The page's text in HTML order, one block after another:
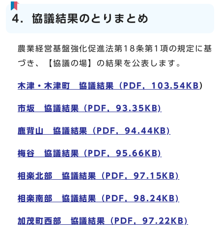
4．協議結果のとりまとめ
農業経営基盤強化促進法第18条第1項の規定に基
づき、【協議の場】の結果を公表します。
木津・木津町 協議結果（PDF，103.54KB）
市坂 協議結果（PDF，93.35KB)
鹿背山 協議結果（PDF，94.44KB)
梅谷 協議結果（PDF，95.66KB)
相楽北部 協議結果（PDF，97.15KB)
相楽南部 協議結果（PDF，98.24KB)
加茂町西部 協議結果（PDF，97.22KB)